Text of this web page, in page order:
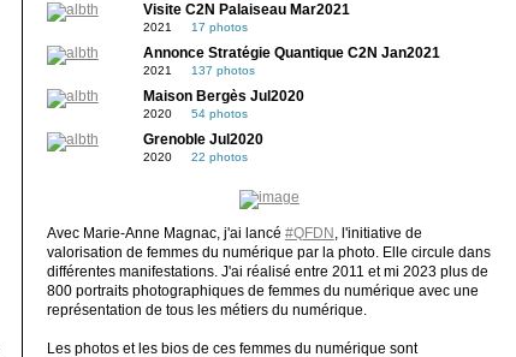
Visite C2N Palaiseau Mar2021
2021 17 photos
Annonce Stratégie Quantique C2N Jan2021
2021 137 photos
Maison Bergès Jul2020
2020 54 photos
Grenoble Jul2020
2020 22 photos
Avec Marie-Anne Magnac, j'ai lancé #QFDN
, l'initiative de
valorisation de femmes du numérique par la photo. Elle circule dans
différentes manifestations. J'ai réalisé entre 2011 et mi 2023 plus de
800 portraits photographiques de femmes du numérique avec une
représentation de tous les métiers du numérique.
Les photos et les bios de ces femmes du numérique sont